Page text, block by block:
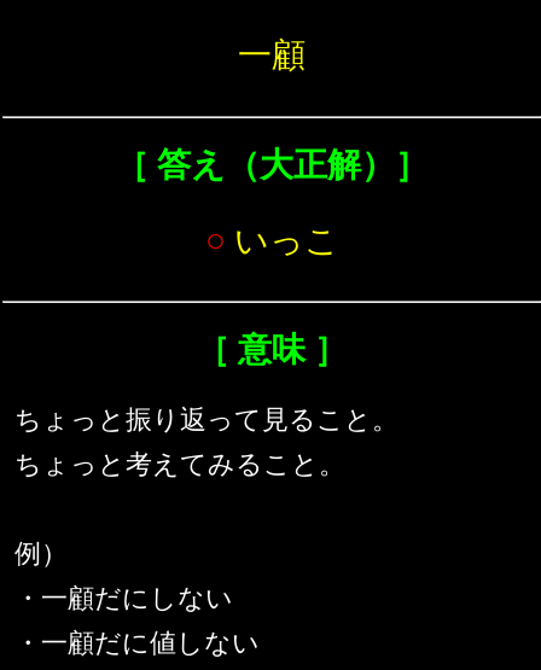
一顧
［ 答え（大正解）］
○ いっこ
［ 意味 ］
ちょっと振り返って見ること。
ちょっと考えてみること。
例）
・一顧だにしない
・一顧だに値しない